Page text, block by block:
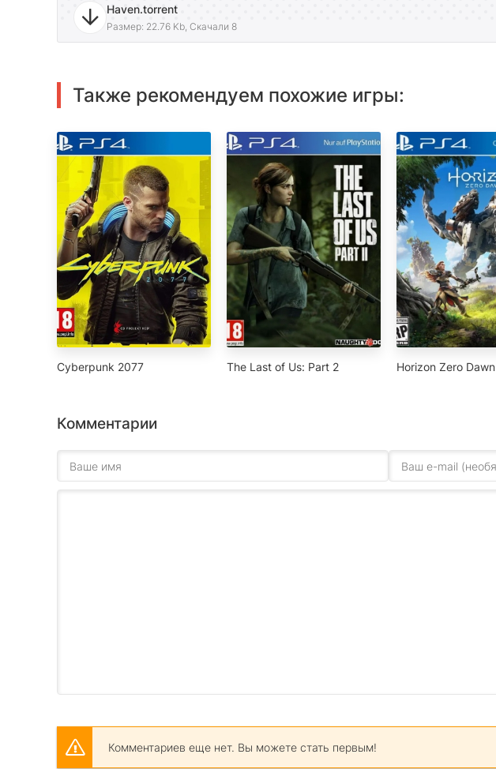
Haven.torrent
Размер: 22.76 Kb, Скачали 8
Также рекомендуем похожие игры:
Cyberpunk 2077 The Last of Us: Part 2 Horizon Zero Dawn
Комментарии
Комментариев еще нет. Вы можете стать первым!